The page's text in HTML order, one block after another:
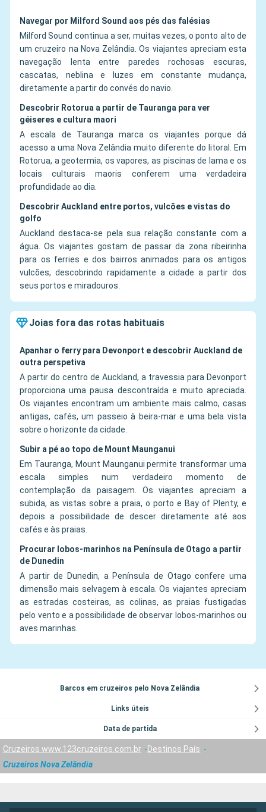
Navegar por Milford Sound aos pés das falésias
Milford Sound continua a ser, muitas vezes, o ponto alto de
um cruzeiro na Nova Zelândia. Os viajantes apreciam esta
navegação lenta entre paredes rochosas escuras,
cascatas, neblina e luzes em constante mudança,
diretamente a partir do convés do navio.
Descobrir Rotorua a partir de Tauranga para ver
géiseres e cultura maori
A escala de Tauranga marca os viajantes porque dá
acesso a uma Nova Zelândia muito diferente do litoral. Em
Rotorua, a geotermia, os vapores, as piscinas de lama e os
locais culturais maoris conferem uma verdadeira
profundidade ao dia.
Descobrir Auckland entre portos, vulcões e vistas do
golfo
Auckland destaca-se pela sua relação constante com a
água. Os viajantes gostam de passar da zona ribeirinha
para os ferries e dos bairros animados para os antigos
vulcões, descobrindo rapidamente a cidade a partir dos
seus portos e miradouros.
Joias fora das rotas habituais
Apanhar o ferry para Devonport e descobrir Auckland de
outra perspetiva
A partir do centro de Auckland, a travessia para Devonport
proporciona uma pausa descontraída e muito apreciada.
Os viajantes encontram um ambiente mais calmo, casas
antigas, cafés, um passeio à beira-mar e uma bela vista
sobre o horizonte da cidade.
Subir a pé ao topo de Mount Maunganui
Em Tauranga, Mount Maunganui permite transformar uma
escala simples num verdadeiro momento de
contemplação da paisagem. Os viajantes apreciam a
subida, as vistas sobre a praia, o porto e Bay of Plenty, e
depois a possibilidade de descer diretamente até aos
cafés e às praias.
Procurar lobos-marinhos na Península de Otago a partir
de Dunedin
A partir de Dunedin, a Península de Otago confere uma
dimensão mais selvagem à escala. Os viajantes apreciam
as estradas costeiras, as colinas, as praias fustigadas
pelo vento e a possibilidade de observar lobos-marinhos ou
aves marinhas.
Barcos em cruzeiros pelo Nova Zelândia
Links úteis
Data de partida
Cruzeiros www.123cruzeiros.com.br
Destinos País
Cruzeiros Nova Zelândia